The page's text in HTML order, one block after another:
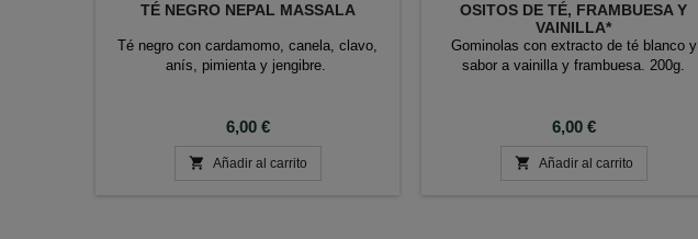
TÉ NEGRO NEPAL MASSALA
Té negro con cardamomo, canela, clavo,
anís, pimienta y jengibre.
Precio
6,00 €
 Añadir al carrito
OSITOS DE TÉ, FRAMBUESA Y
VAINILLA*
Gominolas con extracto de té blanco y
sabor a vainilla y frambuesa. 200g.
Precio
6,00 €
 Añadir al carrito